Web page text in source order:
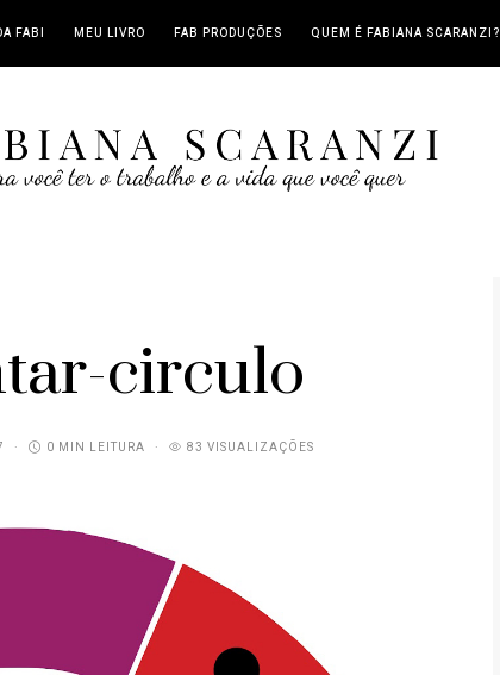
FABI MEU LIVRO FAB PRODUÇÕES QUEM É FABIANA SCARANZI?
circulo
0 MIN LEITURA 83 VISUALIZAÇÕES